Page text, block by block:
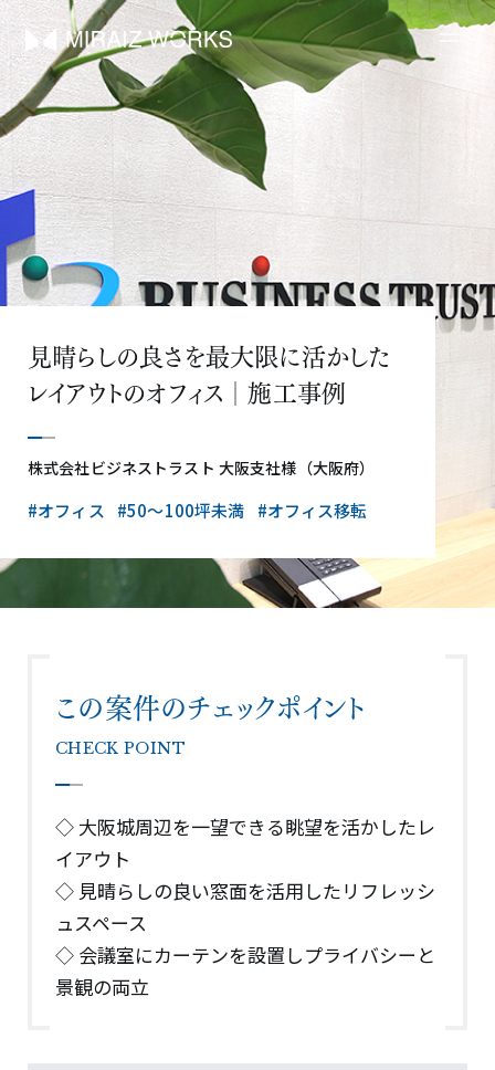
見晴らしの良さを最大限に活かした
レイアウトのオフィス│施工事例
株式会社ビジネストラスト 大阪支社様（大阪府）
#オフィス #50〜100坪未満 #オフィス移転
この案件のチェックポイント
CHECK POINT
◇ 大阪城周辺を一望できる眺望を活かしたレ
イアウト
◇ 見晴らしの良い窓面を活用したリフレッシ
ュスペース
◇ 会議室にカーテンを設置しプライバシーと
景観の両立